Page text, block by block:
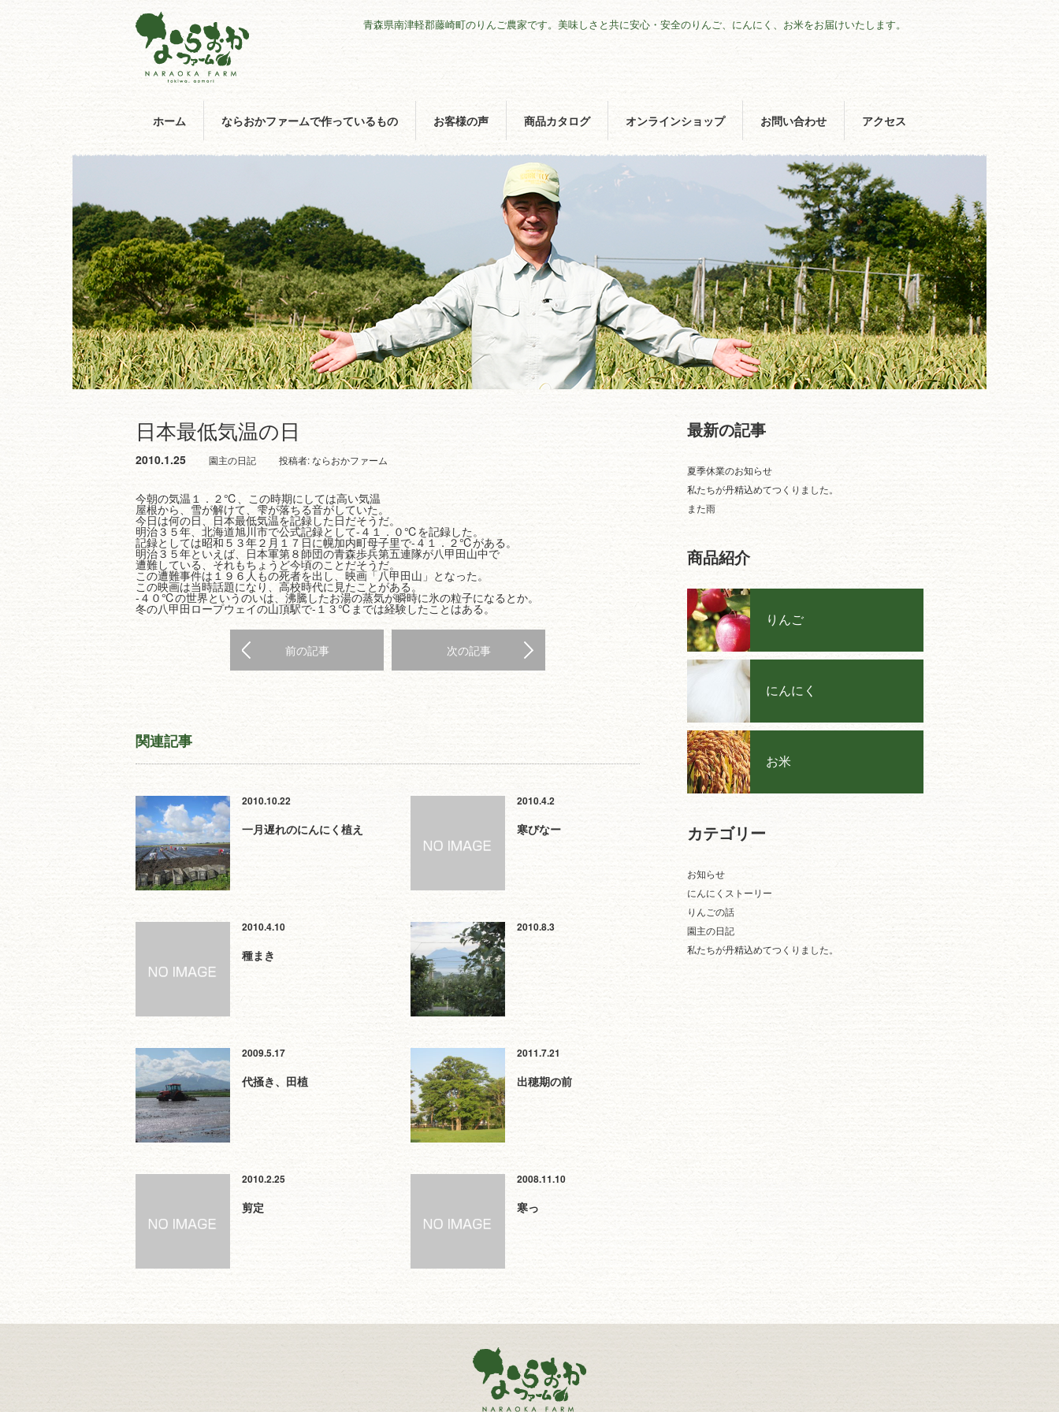
青森県南津軽郡藤崎町のりんご農家です。美味しさと共に安心・安全のりんご、にんにく、お米をお届けいたします。
ホーム ならおかファームで作っているもの お客様の声 商品カタログ オンラインショップ お問い合わせ アクセス
日本最低気温の日
2010.1.25 園主の日記 投稿者:ならおかファーム
今朝の気温１．２℃、この時期にしては高い気温
屋根から、雪が解けて、雫が落ちる音がしていた。
今日は何の日、日本最低気温を記録した日だそうだ。
明治３５年、北海道旭川市で公式記録として-４１．０℃を記録した。
記録としては昭和５３年２月１７日に幌加内町母子里で-４１．２℃がある。
明治３５年といえば、日本軍第８師団の青森歩兵第五連隊が八甲田山中で
遭難している、それもちょうど今頃のことだそうだ。
この遭難事件は１９６人もの死者を出し、映画「八甲田山」となった。
この映画は当時話題になり、高校時代に見たことがある。
-４０℃の世界というのいは、沸騰したお湯の蒸気が瞬時に氷の粒子になるとか。
冬の八甲田ロープウェイの山頂駅で-１３℃までは経験したことはある。
前の記事 次の記事
関連記事
2010.10.22
一月遅れのにんにく植え
2010.4.2
寒びなー
2010.4.10
種まき
2010.8.3
2009.5.17
代掻き、田植
2011.7.21
出穂期の前
2010.2.25
剪定
2008.11.10
寒っ
最新の記事
夏季休業のお知らせ
私たちが丹精込めてつくりました。
また雨
商品紹介
りんご
にんにく
お米
カテゴリー
お知らせ
にんにくストーリー
りんごの話
園主の日記
私たちが丹精込めてつくりました。